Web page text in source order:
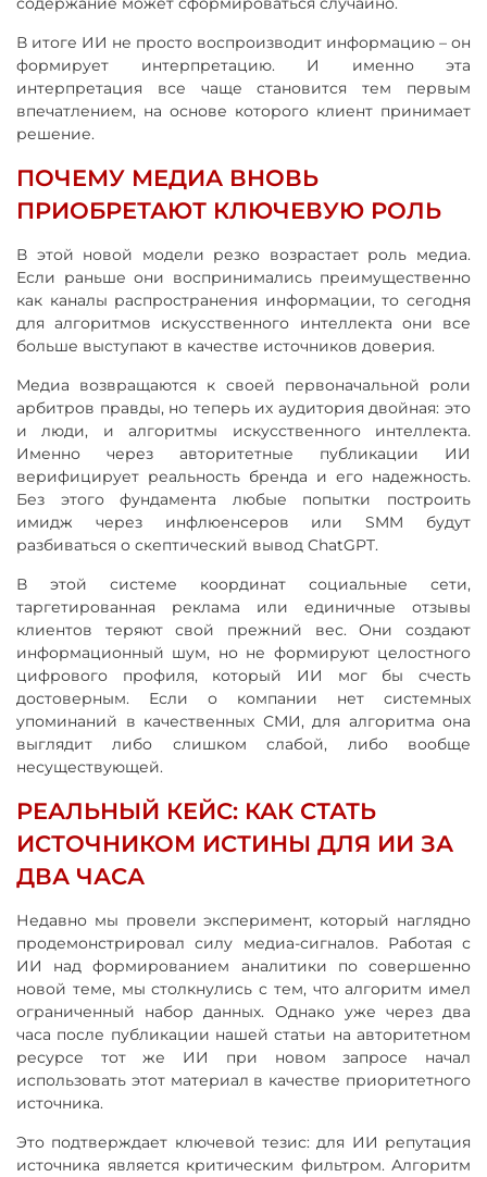
В итоге ИИ не просто воспроизводит информацию – он
формирует интерпретацию. И именно эта
интерпретация все чаще становится тем первым
впечатлением, на основе которого клиент принимает
решение.
ПОЧЕМУ МЕДИА ВНОВЬ
ПРИОБРЕТАЮТ КЛЮЧЕВУЮ РОЛЬ
В этой новой модели резко возрастает роль медиа.
Если раньше они воспринимались преимущественно
как каналы распространения информации, то сегодня
для алгоритмов искусственного интеллекта они все
больше выступают в качестве источников доверия.
Медиа возвращаются к своей первоначальной роли
арбитров правды, но теперь их аудитория двойная: это
и люди, и алгоритмы искусственного интеллекта.
Именно через авторитетные публикации ИИ
верифицирует реальность бренда и его надежность.
Без этого фундамента любые попытки построить
имидж через инфлюенсеров или SMM будут
разбиваться о скептический вывод ChatGPT.
В этой системе координат социальные сети,
таргетированная реклама или единичные отзывы
клиентов теряют свой прежний вес. Они создают
информационный шум, но не формируют целостного
цифрового профиля, который ИИ мог бы счесть
достоверным. Если о компании нет системных
упоминаний в качественных СМИ, для алгоритма она
выглядит либо слишком слабой, либо вообще
несуществующей.
РЕАЛЬНЫЙ КЕЙС: КАК СТАТЬ
ИСТОЧНИКОМ ИСТИНЫ ДЛЯ ИИ ЗА
ДВА ЧАСА
Недавно мы провели эксперимент, который наглядно
продемонстрировал силу медиа-сигналов. Работая с
ИИ над формированием аналитики по совершенно
новой теме, мы столкнулись с тем, что алгоритм имел
ограниченный набор данных. Однако уже через два
часа после публикации нашей статьи на авторитетном
ресурсе тот же ИИ при новом запросе начал
использовать этот материал в качестве приоритетного
источника.
Это подтверждает ключевой тезис: для ИИ репутация
источника является критическим фильтром. Алгоритм